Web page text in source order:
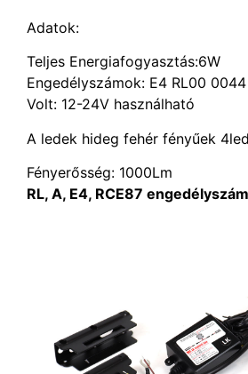
Adatok:
Teljes Energiafogyasztás:6W
Engedélyszámok: E4 RL00
Volt: 12-24V használható
A ledek hideg fehér fényűek
Fényerősség: 1000Lm
RL, A, E4, RCE87